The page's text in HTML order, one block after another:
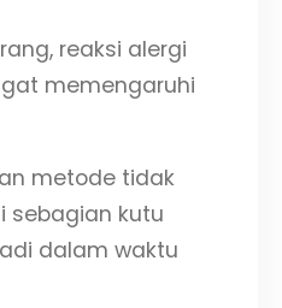
reaksi alergi
memengaruhi
metode tidak
sebagian kutu
dalam waktu